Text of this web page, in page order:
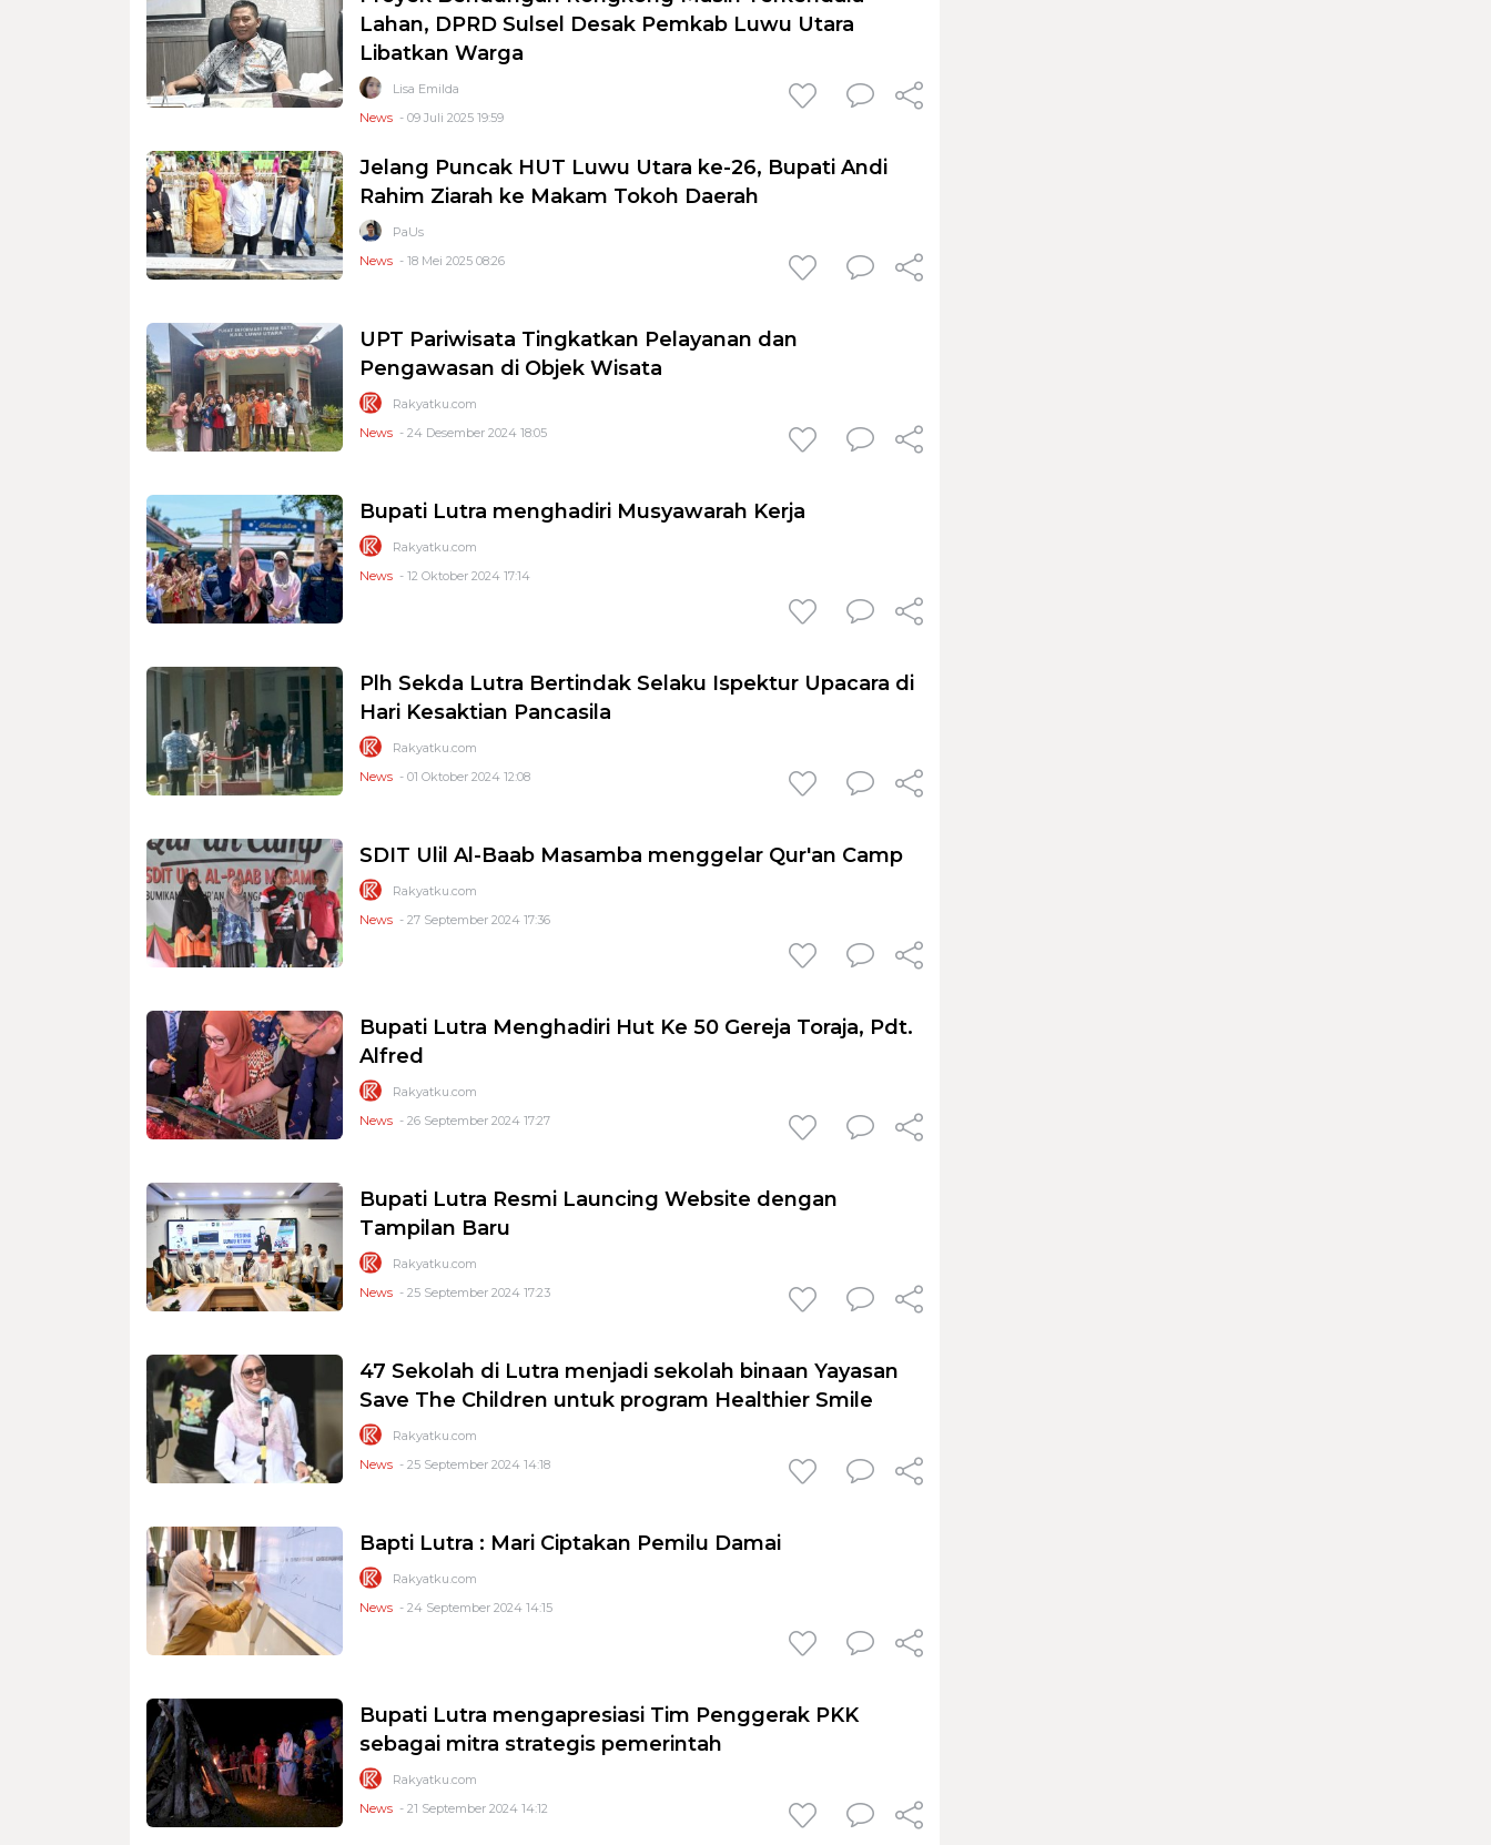
Lahan, DPRD Sulsel Desak Pemkab Luwu Utara
Libatkan Warga
Lisa Emilda
News - 09 Juli 2025 19:59
Jelang Puncak HUT Luwu Utara ke-26, Bupati Andi
Rahim Ziarah ke Makam Tokoh Daerah
PaUs
News - 18 Mei 2025 08:26
UPT Pariwisata Tingkatkan Pelayanan dan
Pengawasan di Objek Wisata
Rakyatku.com
News - 24 Desember 2024 18:05
Bupati Lutra menghadiri Musyawarah Kerja
Rakyatku.com
News - 12 Oktober 2024 17:14
Plh Sekda Lutra Bertindak Selaku Ispektur Upacara di
Hari Kesaktian Pancasila
Rakyatku.com
News - 01 Oktober 2024 12:08
SDIT Ulil Al-Baab Masamba menggelar Qur'an Camp
Rakyatku.com
News - 27 September 2024 17:36
Bupati Lutra Menghadiri Hut Ke 50 Gereja Toraja, Pdt.
Alfred
Rakyatku.com
News - 26 September 2024 17:27
Bupati Lutra Resmi Launcing Website dengan
Tampilan Baru
Rakyatku.com
News - 25 September 2024 17:23
47 Sekolah di Lutra menjadi sekolah binaan Yayasan
Save The Children untuk program Healthier Smile
Rakyatku.com
News - 25 September 2024 14:18
Bapti Lutra : Mari Ciptakan Pemilu Damai
Rakyatku.com
News - 24 September 2024 14:15
Bupati Lutra mengapresiasi Tim Penggerak PKK
sebagai mitra strategis pemerintah
Rakyatku.com
News - 21 September 2024 14:12